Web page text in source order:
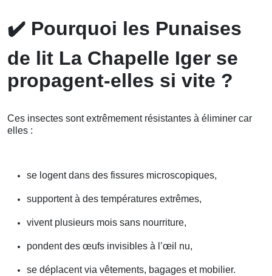
✔️ Pourquoi les Punaises
de lit La Chapelle Iger se
propagent-elles si vite ?
Ces insectes sont extrêmement résistantes à éliminer car
elles :
se logent dans des fissures microscopiques,
supportent à des températures extrêmes,
vivent plusieurs mois sans nourriture,
pondent des œufs invisibles à l’œil nu,
se déplacent via vêtements, bagages et mobilier.